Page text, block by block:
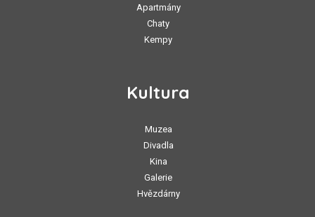
Apartmány
Chaty
Kempy
Kultura
Muzea
Divadla
Kina
Galerie
Hvězdárny